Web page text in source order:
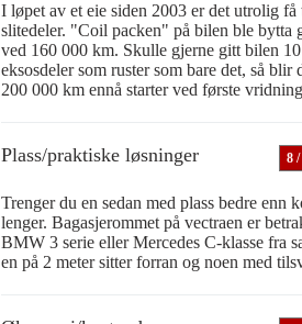
I løpet av et eie siden 2003 er det utrolig
slitedeler. "Coil packen" på bilen ble bytta
ved 160 000 km. Skulle gjerne gitt bilen
eksosdeler som ruster som bare det, så
200 000 km ennå starter ved første
Plass/praktiske løsninger 8 /
Trenger du en sedan med plass bedre enn
lenger. Bagasjerommet på vectraen er
BMW 3 serie eller Mercedes C-klasse fra
en på 2 meter sitter forran og noen med